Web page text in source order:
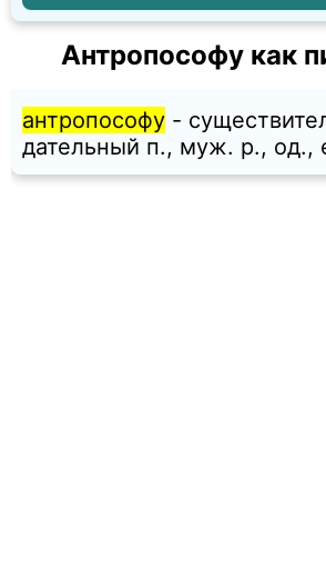
Антропософу как
антропософу -
дательный п., муж. p., од.,